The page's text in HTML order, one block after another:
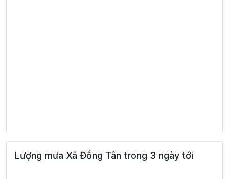
Lượng mưa Xã Đồng Tân trong 3 ngày tới